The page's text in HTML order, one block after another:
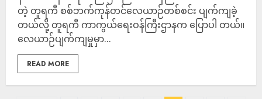
တဲ့ တူရကီ စစ်ဘက်ကုန်တင်လေယာဉ်တစ်စင်း ပျက်ကျခဲ့
တယ်လို့ တူရကီ ကာကွယ်ရေးဝန်ကြီးဌာနက ပြောပါ တယ်။
လေယာဉ်ပျက်ကျမှုမှာ...
READ MORE